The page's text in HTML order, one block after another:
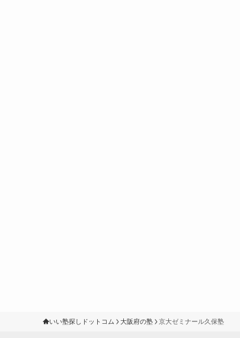
いい塾探しドットコム 大阪府の塾 京大ゼミナール久保塾